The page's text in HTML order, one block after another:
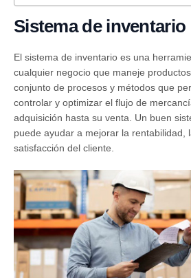
Sistema de inventario
El sistema de inventario es una
cualquier negocio que maneje
conjunto de procesos y métodos que
controlar y optimizar el flujo de
adquisición hasta su venta. Un buen
puede ayudar a mejorar la rentabilidad,
satisfacción del cliente.